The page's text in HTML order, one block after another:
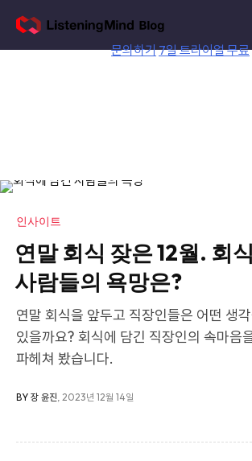
content
문의하기7일 트라이얼 무료
인사이트
연말 회식 잦은 12월. 회
사람들의 욕망은?
연말 회식을 앞두고 직장인들은 어떤 생
있을까요? 회식에 담긴 직장인의 속마음
파헤쳐 봤습니다.
BY 장 윤진, 2023년 12월 14일